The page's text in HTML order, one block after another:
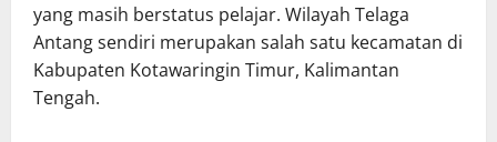
yang masih berstatus pelajar. Wilayah Telaga
Antang sendiri merupakan salah satu kecamatan di
Kabupaten Kotawaringin Timur, Kalimantan
Tengah.